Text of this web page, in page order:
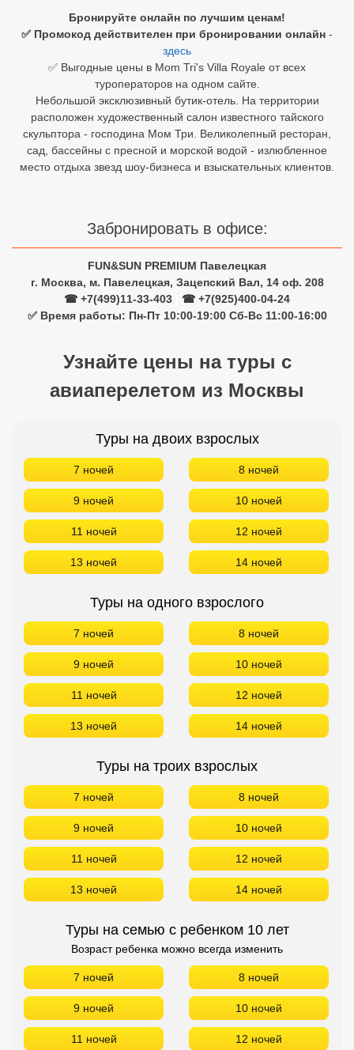
Бронируйте онлайн по лучшим ценам!
✅ Промокод действителен при бронировании онлайн -
здесь
✅ Выгодные цены в Mom Tri's Villa Royale от всех
туроператоров на одном сайте.
Небольшой эксклюзивный бутик-отель. На территории
расположен художественный салон известного тайского
скульптора - господина Мом Три. Великолепный ресторан,
сад, бассейны с пресной и морской водой - излюбленное
место отдыха звезд шоу-бизнеса и взыскательных клиентов.
Забронировать в офисе:
FUN&SUN PREMIUM Павелецкая
г. Москва, м. Павелецкая, Зацепский Вал, 14 оф. 208
☎ +7(499)11-33-403
☎ +7(925)400-04-24
✅ Время работы: Пн-Пт 10:00-19:00 Сб-Вс 11:00-16:00
Узнайте цены на туры с
авиаперелетом из Москвы
Туры на двоих взрослых
7 ночей 8 ночей
9 ночей 10 ночей
11 ночей 12 ночей
13 ночей 14 ночей
Туры на одного взрослого
7 ночей 8 ночей
9 ночей 10 ночей
11 ночей 12 ночей
13 ночей 14 ночей
Туры на троих взрослых
7 ночей 8 ночей
9 ночей 10 ночей
11 ночей 12 ночей
13 ночей 14 ночей
Туры на семью с ребенком 10 лет
Возраст ребенка можно всегда изменить
7 ночей 8 ночей
9 ночей 10 ночей
11 ночей 12 ночей
Египет
Бали
Вьетнам
Южный Гоа
Занзибар
Абхазия
VIP отели 5 звезд
ТОП 10 лучших отелей 5*
ТОП 10 недорогих отелей
5*
Лучшие отели 4* звезды
Недорогие отели 4*
Лучшие отели 3* звезды
Недорогие отели 3*
Сетевые отели Турции
Сетевые отели ОАЭ
Сетевые отели Таиланда
Сетевые отели Шри Ланки
Сетевые отели Бали
Сетевые отели Сейшел